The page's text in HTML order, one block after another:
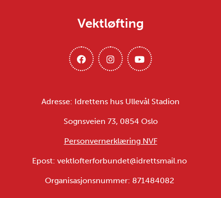
Vektløfting
Adresse: Idrettens hus Ullevål Stadion
Sognsveien 73, 0854 Oslo
Personvernerklæring NVF
Epost: vektlofterforbundet@idrettsmail.no
Organisasjonsnummer: 871484082